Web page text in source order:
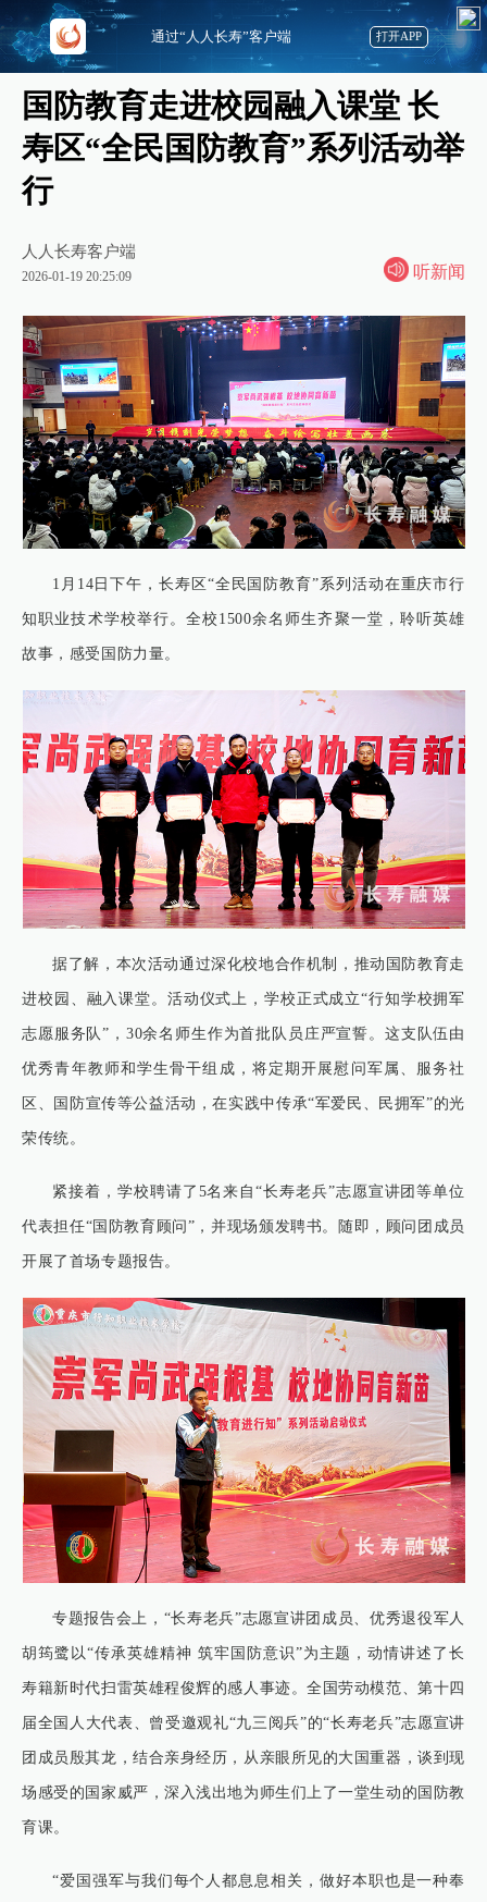
国防教育走进校园融入课堂 长
寿区“全民国防教育”系列活动举
行
人人长寿客户端
2026-01-19 20:25:09 听新闻
1月14日下午，长寿区“全民国防教育”系列活动在重庆市行
知职业技术学校举行。全校1500余名师生齐聚一堂，聆听英雄
故事，感受国防力量。
据了解，本次活动通过深化校地合作机制，推动国防教育走
进校园、融入课堂。活动仪式上，学校正式成立“行知学校拥军
志愿服务队”，30余名师生作为首批队员庄严宣誓。这支队伍由
优秀青年教师和学生骨干组成，将定期开展慰问军属、服务社
区、国防宣传等公益活动，在实践中传承“军爱民、民拥军”的光
荣传统。
紧接着，学校聘请了5名来自“长寿老兵”志愿宣讲团等单位
代表担任“国防教育顾问”，并现场颁发聘书。随即，顾问团成员
开展了首场专题报告。
专题报告会上，“长寿老兵”志愿宣讲团成员、优秀退役军人
胡筠鹭以“传承英雄精神 筑牢国防意识”为主题，动情讲述了长
寿籍新时代扫雷英雄程俊辉的感人事迹。全国劳动模范、第十四
届全国人大代表、曾受邀观礼“九三阅兵”的“长寿老兵”志愿宣讲
团成员殷其龙，结合亲身经历，从亲眼所见的大国重器，谈到现
场感受的国家威严，深入浅出地为师生们上了一堂生动的国防教
育课。
“爱国强军与我们每个人都息息相关，做好本职也是一种奉
通过“人人长寿”客户端 打开APP